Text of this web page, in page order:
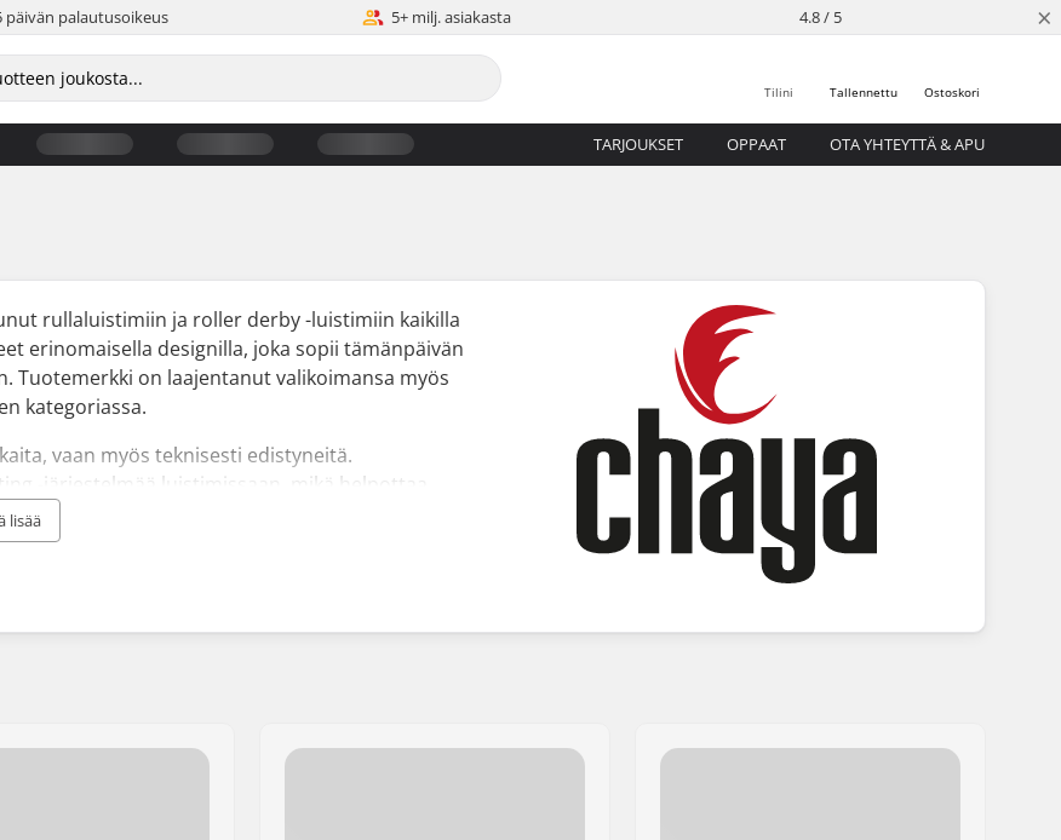
päivän palautusoikeus 5+ milj. asiakasta 4.8 / 5 ×
Ostoskori
Tallennettu
Tilini
TARJOUKSET OPPAAT OTA YHTEYTTÄ & APU
rullaluistimiin ja roller derby -luistimiin kaikilla
erinomaisella designilla, joka sopii tämänpäivän
Tuotemerkki on laajentanut valikoimansa myös
kategoriassa.
vaan myös teknisesti edistyneitä.
-järjestelmää luistimissaan, mikä helpottaa
käyttäjälleen sopivaksi.
lisää